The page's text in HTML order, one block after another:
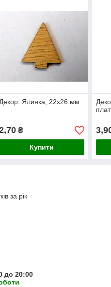
Ялинка, 22х26 мм
₴
Купити
за рік
до 20:00